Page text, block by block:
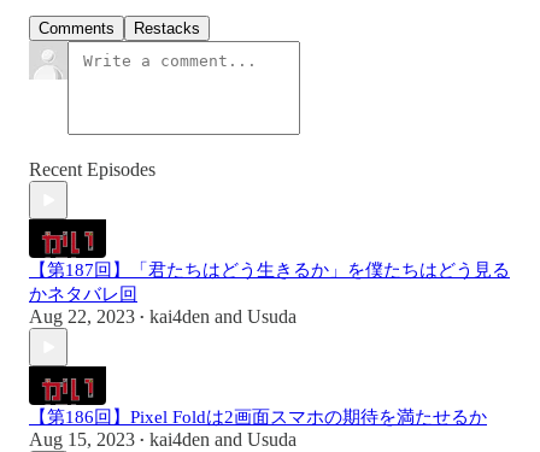
Comments Restacks
Recent Episodes
【第187回】「君たちはどう生きるか」を僕たちはどう見る
かネタバレ回
Aug 22, 2023 • kai4den and Usuda
【第186回】Pixel Foldは2画面スマホの期待を満たせるか
Aug 15, 2023 • kai4den and Usuda